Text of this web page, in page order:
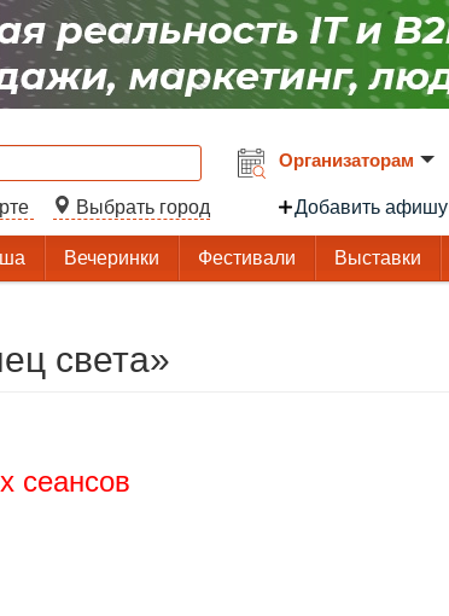
Выбрать город
Организаторам
Добавить афишу
Вечеринки Фестивали Выставки
света»
сеансов